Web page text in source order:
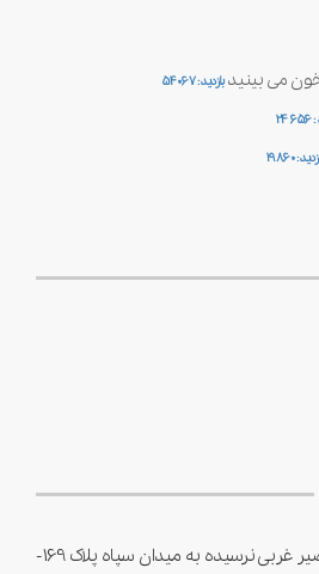
می بینید بازدید : 54067
: 19860
نشانی : تهران - خ خواجه نصیر غربی نرسیده به میدان سپاه پلاک 169-